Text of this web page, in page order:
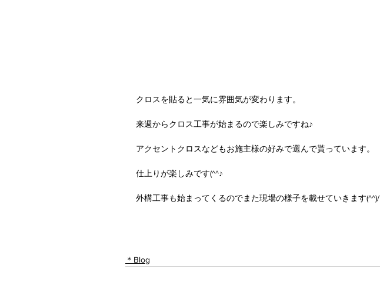
クロスを貼ると一気に雰囲気が変わります。
来週からクロス工事が始まるので楽しみですね♪
アクセントクロスなどもお施主様の好みで選んで貰っています。
仕上りが楽しみです(^^♪
外構工事も始まってくるのでまた現場の様子を載せていきます(^^)/
＊Blog